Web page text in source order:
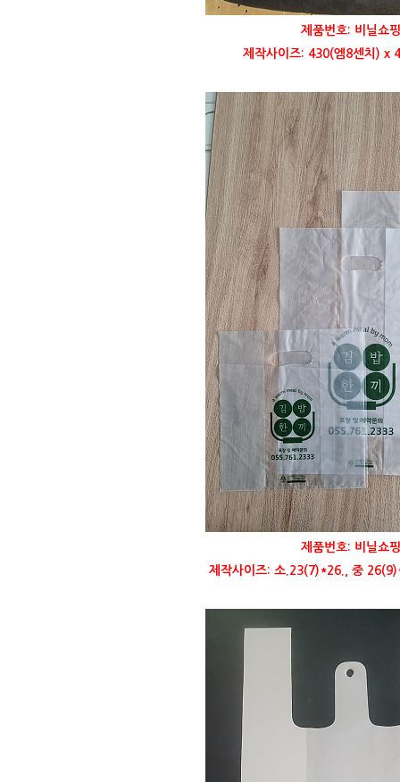
제품번호: 비닐쇼
제작사이즈: 430(엠8센치) x
제품번호: 비닐쇼
제작사이즈: 소.23(7)*26., 중